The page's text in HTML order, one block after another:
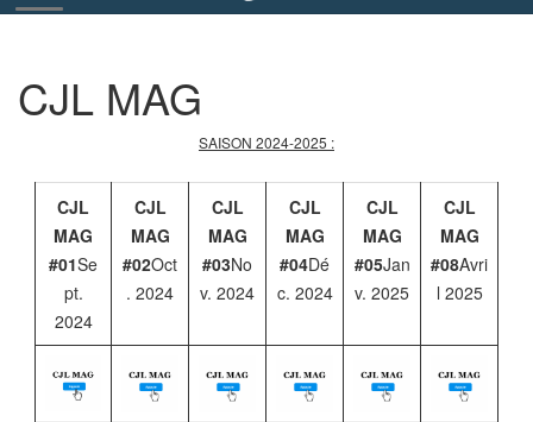
CJL MAG
SAISON 2024-2025 :
CJL
MAG
#01Se
pt.
2024
CJL
MAG
#02Oct
. 2024
CJL
MAG
#03No
v. 2024
CJL
MAG
#04Dé
c. 2024
CJL
MAG
#05Jan
v. 2025
CJL
MAG
#08Avri
l 2025